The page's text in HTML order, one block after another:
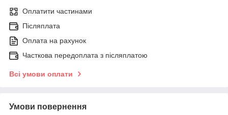
Оплатити частинами
Післяплата
Оплата на рахунок
Часткова передоплата з післяплатою
Всі умови оплати
Умови повернення